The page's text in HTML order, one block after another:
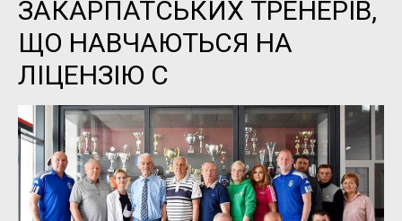
ЗАКАРПАТСЬКИХ ТРЕНЕРІВ,
ЩО НАВЧАЮТЬСЯ НА
ЛІЦЕНЗІЮ С